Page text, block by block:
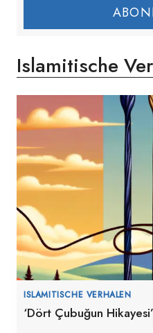
Islamitische
ISLAMITISCHE VERHALEN
‘Dört Çubuğun